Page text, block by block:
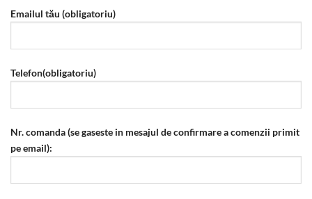
Emailul tău (obligatoriu)
Telefon(obligatoriu)
Nr. comanda (se gaseste in mesajul de confirmare a comenzii primit
pe email):